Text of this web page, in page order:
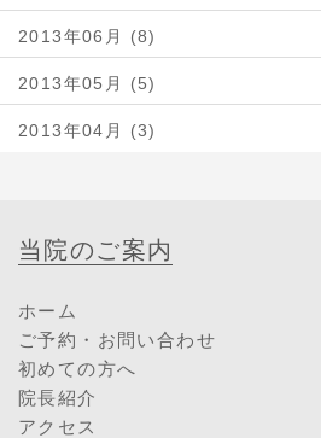
2013年06月 (8)
2013年05月 (5)
2013年04月 (3)
当院のご案内
ホーム
ご予約・お問い合わせ
初めての方へ
院長紹介
アクセス